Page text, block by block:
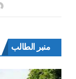
منبر الطالب